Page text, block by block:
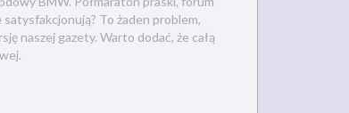
To żaden problem,
naszej gazety. Warto dodać, że całą